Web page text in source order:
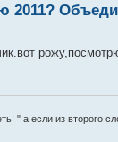
2011?
" а если из второго